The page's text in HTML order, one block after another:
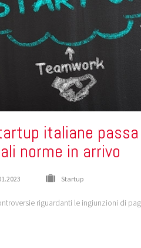
italiane
norme in arrivo
Startup
riguardanti le ingiunzioni di